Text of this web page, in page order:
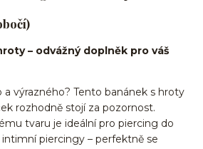
– odvážný doplněk pro váš
výrazného? Tento banánek s hroty
rozhodně stojí za pozornost.
tvaru je ideální pro piercing do
piercingy – perfektně se